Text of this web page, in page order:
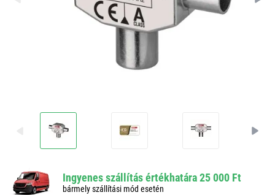
Ingyenes szállítás értékhatára 25 000 Ft
bármely szállítási mód esetén